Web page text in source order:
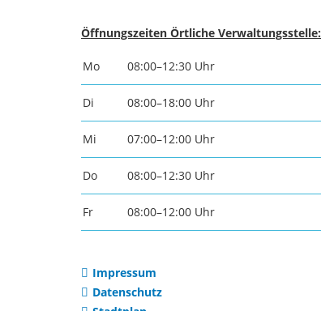
Öffnungszeiten Örtliche Verwaltungsstelle:
Mo 08:00–12:30 Uhr
Di 08:00–18:00 Uhr
Mi 07:00–12:00 Uhr
Do 08:00–12:30 Uhr
Fr 08:00–12:00 Uhr
Impressum
Datenschutz